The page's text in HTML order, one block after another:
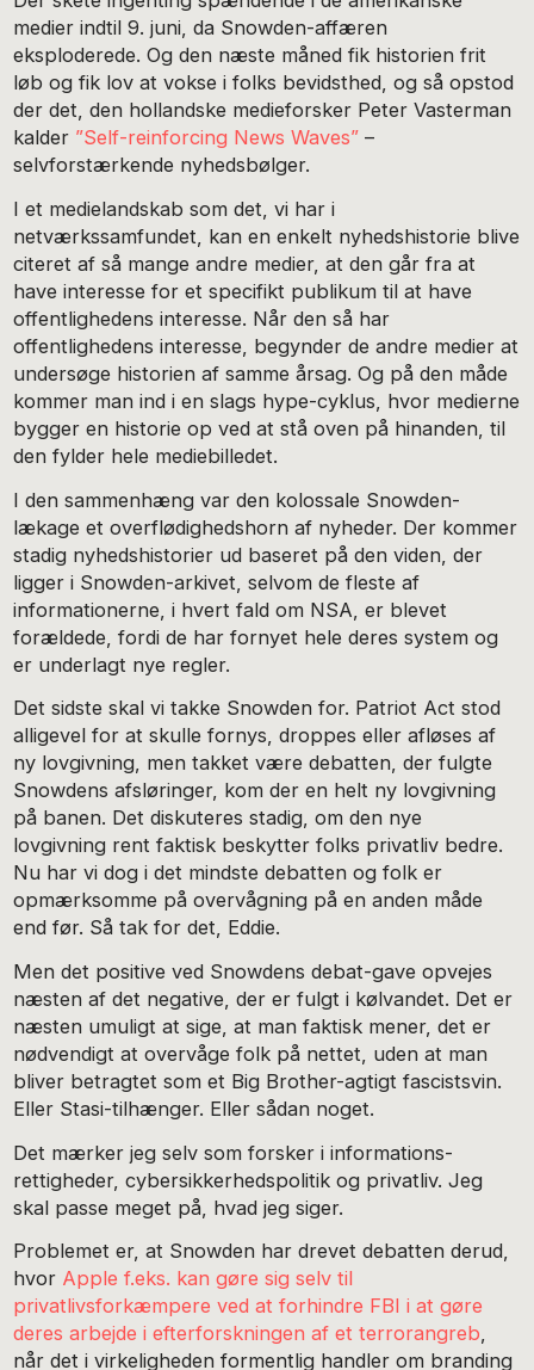
medier indtil 9. juni, da Snowden-affæren
eksploderede. Og den næste måned fik historien frit
løb og fik lov at vokse i folks bevidsthed, og så opstod
der det, den hollandske medieforsker Peter Vasterman
kalder ”Self-reinforcing News Waves” –
selvforstærkende nyhedsbølger.
I et medielandskab som det, vi har i
netværkssamfundet, kan en enkelt nyhedshistorie blive
citeret af så mange andre medier, at den går fra at
have interesse for et specifikt publikum til at have
offentlighedens interesse. Når den så har
offentlighedens interesse, begynder de andre medier at
undersøge historien af samme årsag. Og på den måde
kommer man ind i en slags hype-cyklus, hvor medierne
bygger en historie op ved at stå oven på hinanden, til
den fylder hele mediebilledet.
I den sammenhæng var den kolossale Snowden-
lækage et overflødighedshorn af nyheder. Der kommer
stadig nyhedshistorier ud baseret på den viden, der
ligger i Snowden-arkivet, selvom de fleste af
informationerne, i hvert fald om NSA, er blevet
forældede, fordi de har fornyet hele deres system og
er underlagt nye regler.
Det sidste skal vi takke Snowden for. Patriot Act stod
alligevel for at skulle fornys, droppes eller afløses af
ny lovgivning, men takket være debatten, der fulgte
Snowdens afsløringer, kom der en helt ny lovgivning
på banen. Det diskuteres stadig, om den nye
lovgivning rent faktisk beskytter folks privatliv bedre.
Nu har vi dog i det mindste debatten og folk er
opmærksomme på overvågning på en anden måde
end før. Så tak for det, Eddie.
Men det positive ved Snowdens debat-gave opvejes
næsten af det negative, der er fulgt i kølvandet. Det er
næsten umuligt at sige, at man faktisk mener, det er
nødvendigt at overvåge folk på nettet, uden at man
bliver betragtet som et Big Brother-agtigt fascistsvin.
Eller Stasi-tilhænger. Eller sådan noget.
Det mærker jeg selv som forsker i informations-
rettigheder, cybersikkerhedspolitik og privatliv. Jeg
skal passe meget på, hvad jeg siger.
Problemet er, at Snowden har drevet debatten derud,
hvor Apple f.eks. kan gøre sig selv til
privatlivsforkæmpere ved at forhindre FBI i at gøre
deres arbejde i efterforskningen af et terrorangreb,
når det i virkeligheden formentlig handler om branding